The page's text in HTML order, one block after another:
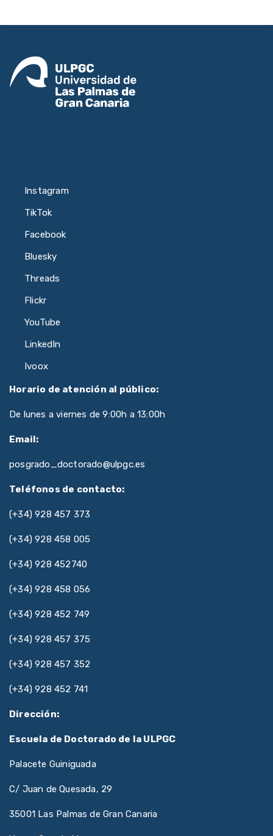
Instagram
TikTok
Facebook
Bluesky
Threads
Flickr
YouTube
LinkedIn
Ivoox
Horario de atención al público:
De lunes a viernes de 9:00h a 13:00h
Email:
posgrado_doctorado@ulpgc.es
Teléfonos de contacto:
(+34) 928 457 373
(+34) 928 458 005
(+34) 928 452740
(+34) 928 458 056
(+34) 928 452 749
(+34) 928 457 375
(+34) 928 457 352
(+34) 928 452 741
Dirección:
Escuela de Doctorado de la ULPGC
Palacete Guiniguada
C/ Juan de Quesada, 29
35001 Las Palmas de Gran Canaria